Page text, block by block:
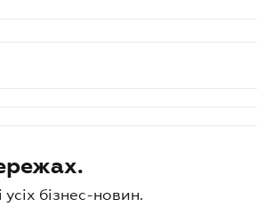
бізнес-новин.